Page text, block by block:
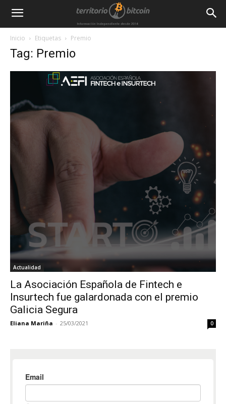
Inicio Etiquetas Premio
Tag: Premio
Actualidad
La Asociación Española de Fintech e
Insurtech fue galardonada con el premio
Galicia Segura
Eliana Mariña - 25/03/2021 0